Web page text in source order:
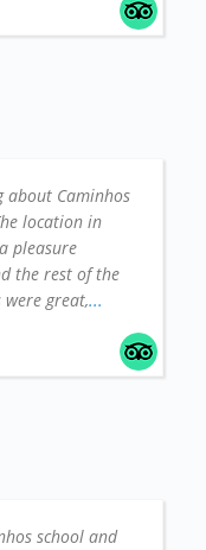
about Caminhos
location in
pleasure
the rest of the
were great,...
school and